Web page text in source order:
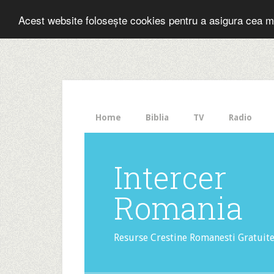
Acest website folosește cookies pentru a asigura cea
The
HelloBar
- a
little
bar
that
gets
noticed!
Home Biblia TV Radio
Intercer
Romania
Resurse Crestine Romanesti Gratuite